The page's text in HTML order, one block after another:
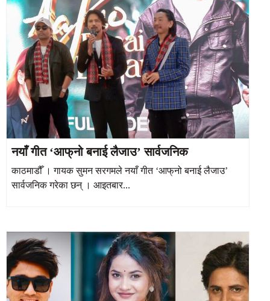
नयाँ गीत ‘आफ्‌नो बनाई लैजाउ’ सार्वजनिक
काठमाडौँ । गायक सुमन सरगमले नयाँ गीत ‘आफ्‌नो बनाई लैजाउ’
सार्वजनिक गरेका छन् । आइतबार...